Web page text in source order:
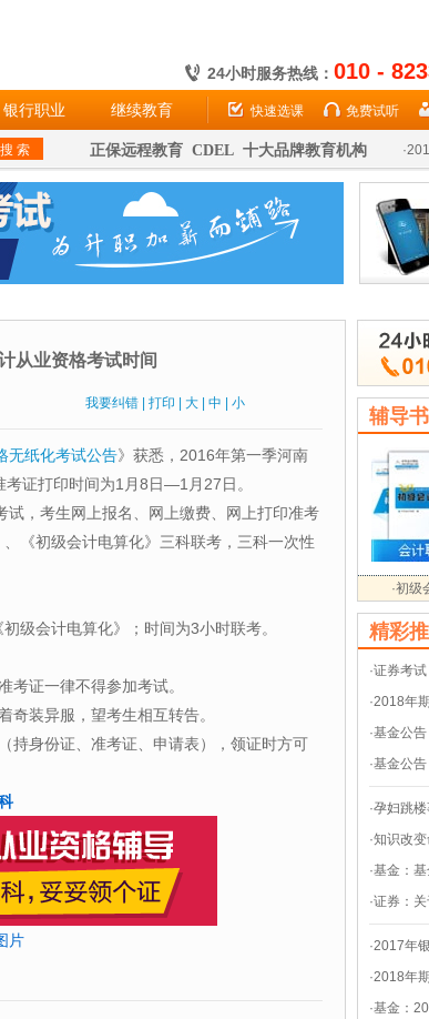
24小时服务热线： 010 -
银行职业 继续教育 快速选课 免费试听
正保远程教育 CDEL 十大品牌教育机构 ·
·
·
从业资格考试时间
我要纠错 打印 大 中 小
无纸化考试公告》获悉，2016年第一季河南
证打印时间为1月8日—1月27日。
，考生网上报名、网上缴费、网上打印准考
《初级会计电算化》三科联考，三科一次性
级会计电算化》；时间为3小时联考。
考证一律不得参加考试。
奇装异服，望考生相互转告。
持身份证、准考证、申请表），领证时方可
片
辅导书
·初级
精彩
·证券考
·2018年
·基金公
·基金公
·孕妇跳
·知识改
·基金：
·证券：
·2017年
·2018年
·基金：